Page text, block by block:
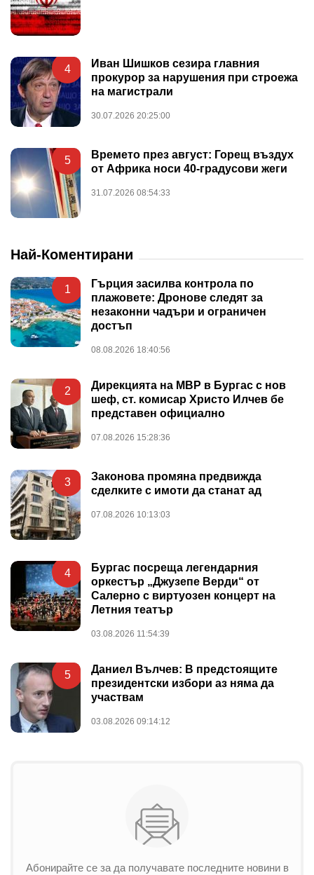
4
Иван Шишков сезира главния
прокурор за нарушения при строежа
на магистрали
30.07.2026 20:25:00
5
Времето през август: Горещ въздух
от Африка носи 40-градусови жеги
31.07.2026 08:54:33
Най-Коментирани
1
Гърция засилва контрола по
плажовете: Дронове следят за
незаконни чадъри и ограничен
достъп
08.08.2026 18:40:56
2
Дирекцията на МВР в Бургас с нов
шеф, ст. комисар Христо Илчев бе
представен официално
07.08.2026 15:28:36
3
Законова промяна предвижда
сделките с имоти да станат ад
07.08.2026 10:13:03
4
Бургас посреща легендарния
оркестър „Джузепе Верди“ от
Салерно с виртуозен концерт на
Летния театър
03.08.2026 11:54:39
5
Даниел Вълчев: В предстоящите
президентски избори аз няма да
участвам
03.08.2026 09:14:12
Абонирайте се за да получавате последните новини в